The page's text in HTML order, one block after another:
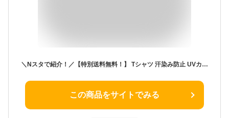
＼Nスタで紹介！／【特別送料無料！】 Tシャツ 汗染み防止 UVカット レディース / トップス カットソー 半袖 大きいサイズ ゆったり 夏 【メール便可22】◆zootie（ズーティー）：汗しみない Tシャツ［ビッグTEE］
この商品をサイトでみる